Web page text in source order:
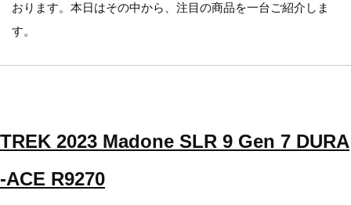
おります。本日はその中から、注目の商品を一台ご紹介しま
す。
TREK 2023 Madone SLR 9 Gen 7 DURA
-ACE R9270